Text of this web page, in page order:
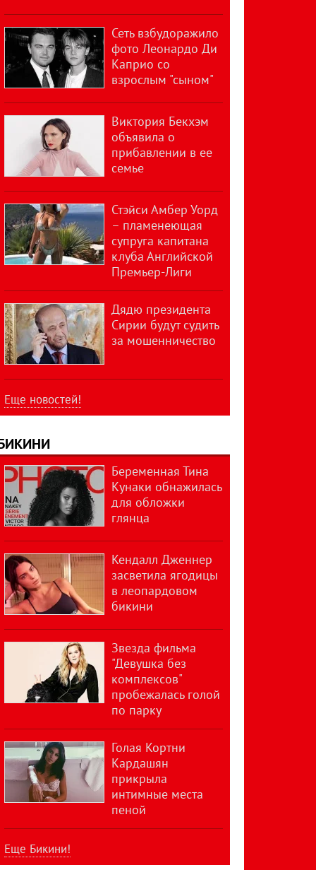
Сеть взбудоражило
фото Леонардо Ди
Каприо со
взрослым "сыном"
Виктория Бекхэм
объявила о
прибавлении в ее
семье
Стэйси Амбер Уорд
– пламенеющая
супруга капитана
клуба Английской
Премьер-Лиги
Дядю президента
Сирии будут судить
за мошенничество
Еще новостей!
Беременная Тина
Кунаки обнажилась
для обложки
глянца
Кендалл Дженнер
засветила ягодицы
в леопардовом
бикини
Звезда фильма
"Девушка без
комплексов"
пробежалась голой
по парку
Голая Кортни
Кардашян
прикрыла
интимные места
пеной
Еще Бикини!